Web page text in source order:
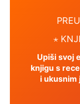
⋆
Upiši svoj
knjigu s
i ukusnim